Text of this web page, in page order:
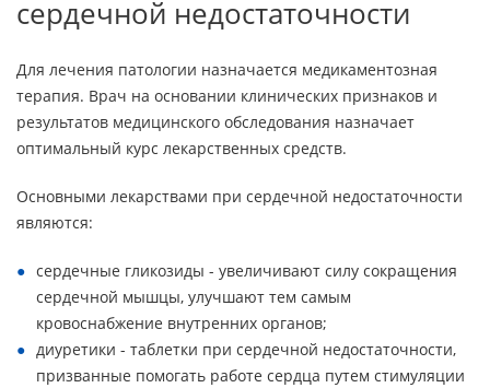
сердечной недостаточности
Для лечения патологии назначается медикаментозная
терапия. Врач на основании клинических признаков и
результатов медицинского обследования назначает
оптимальный курс лекарственных средств.
Основными лекарствами при сердечной недостаточности
являются:
сердечные гликозиды - увеличивают силу сокращения
сердечной мышцы, улучшают тем самым
кровоснабжение внутренних органов;
диуретики - таблетки при сердечной недостаточности,
призванные помогать работе сердца путем стимуляции